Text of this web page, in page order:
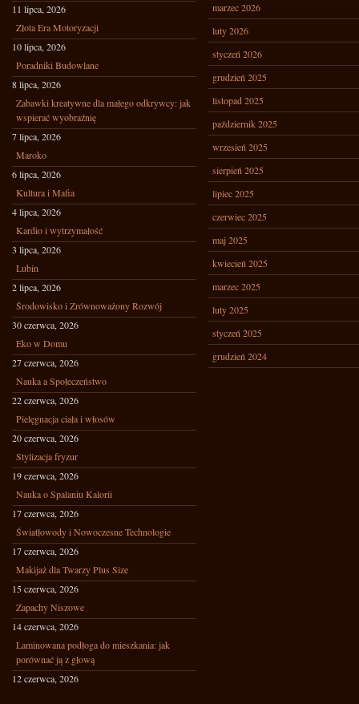
11 lipca, 2026
Złota Era Motoryzacji
10 lipca, 2026
Poradniki Budowlane
8 lipca, 2026
Zabawki kreatywne dla małego odkrywcy: jak
wspierać wyobraźnię
7 lipca, 2026
Maroko
6 lipca, 2026
Kultura i Mafia
4 lipca, 2026
Kardio i wytrzymałość
3 lipca, 2026
Lubin
2 lipca, 2026
Środowisko i Zrównoważony Rozwój
30 czerwca, 2026
Eko w Domu
27 czerwca, 2026
Nauka a Społeczeństwo
22 czerwca, 2026
Pielęgnacja ciała i włosów
20 czerwca, 2026
Stylizacja fryzur
19 czerwca, 2026
Nauka o Spalaniu Kalorii
17 czerwca, 2026
Światłowody i Nowoczesne Technologie
17 czerwca, 2026
Makijaż dla Twarzy Plus Size
15 czerwca, 2026
Zapachy Niszowe
14 czerwca, 2026
Laminowana podłoga do mieszkania: jak
porównać ją z głową
12 czerwca, 2026
marzec 2026
luty 2026
styczeń 2026
grudzień 2025
listopad 2025
październik 2025
wrzesień 2025
sierpień 2025
lipiec 2025
czerwiec 2025
maj 2025
kwiecień 2025
marzec 2025
luty 2025
styczeń 2025
grudzień 2024